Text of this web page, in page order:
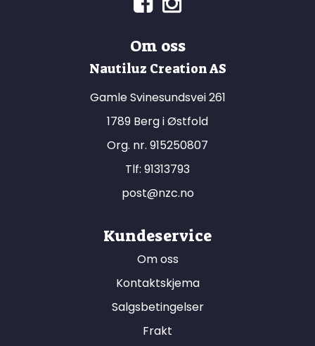
Om oss
Nautiluz Creation AS
Gamle Svinesundsvei 261
1789 Berg i Østfold
Org. nr. 915250807
Tlf: 91313793
post@nzc.no
Kundeservice
Om oss
Kontaktskjema
Salgsbetingelser
Frakt